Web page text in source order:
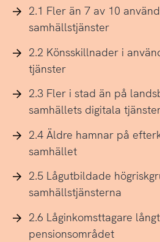
2.1 Fler än 7 av 10
samhällstjänster
2.2 Könsskillnader i
tjänster
2.3 Fler i stad än på
samhällets digitala
2.4 Äldre hamnar på
samhället
2.5 Lågutbildade
samhällstjänsterna
2.6 Låginkomsttagare
pensionsområdet